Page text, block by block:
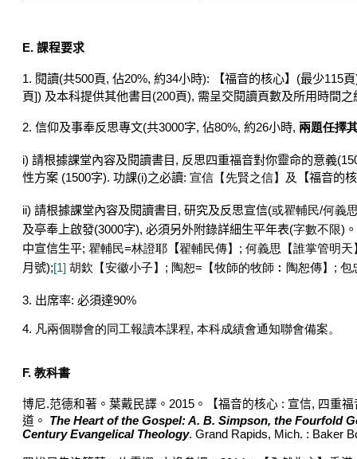
E. 課程要求
1. 閱讀(共500頁, 佔20%, 約34小時): 【福音的核心】 (最少115頁
頁]) 及本科提供其他書目 (200頁), 需呈交閱讀頁數及所用時間之
2. 信仰及事奉反思專文(共3000字, 佔80%, 約26小時, 兩題任擇
i) 請根據課堂內容及閱讀書目 , 反思四重福音對你靈命的意義
性方案 (1500字). 功課(i)之必讀: 宣信【先賢之信】及 【福音的
ii) 請根據課堂內容及閱讀書目 , 研究及反思宣信(或瞿輔民/何義
及亭奉上啟發(3000字), 必須另外附錄詳細生平年表(字數不限)
中宣信生平; 瞿輔民=林證耶 【翟輔民傳】 ; 何義思【誰掌管明天
月號);[1] 胡欽【安徽小子】 ; 陶恕= 【牧師的牧師︰陶恕傳】 ; 包
3. 出席率: 必須達90%
4. 凡兩個聯會的同工報讀本課程, 本科成績會通知聯會備案。
F. 教科書
博尼.范德和著。葉戴民譯。 2015 。【福音的核心 : 宣信, 四重
道。
The Heart of the Gospel: A. B. Simpson, the Fourfold
Century Evangelical Theology. Grand Rapids, Mich. : Baker